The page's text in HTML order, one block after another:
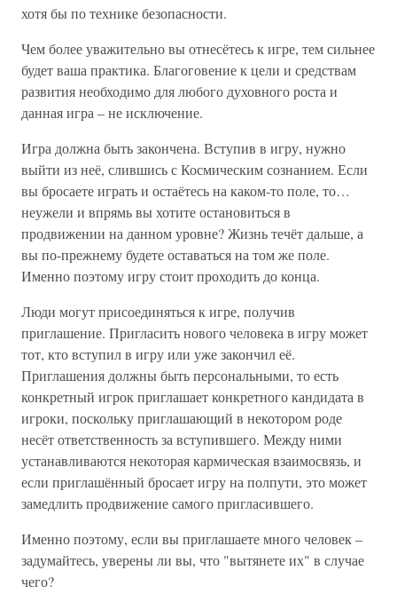
хотя бы по технике безопасности.
Чем более уважительно вы отнесётесь к игре, тем сильнее
будет ваша практика. Благоговение к цели и средствам
развития необходимо для любого духовного роста и
данная игра – не исключение.
Игра должна быть закончена. Вступив в игру, нужно
выйти из неё, слившись с Космическим сознанием. Если
вы бросаете играть и остаётесь на каком-то поле, то…
неужели и впрямь вы хотите остановиться в
продвижении на данном уровне? Жизнь течёт дальше, а
вы по-прежнему будете оставаться на том же поле.
Именно поэтому игру стоит проходить до конца.
Люди могут присоединяться к игре, получив
приглашение. Пригласить нового человека в игру может
тот, кто вступил в игру или уже закончил её.
Приглашения должны быть персональными, то есть
конкретный игрок приглашает конкретного кандидата в
игроки, поскольку приглашающий в некотором роде
несёт ответственность за вступившего. Между ними
устанавливаются некоторая кармическая взаимосвязь, и
если приглашённый бросает игру на полпути, это может
замедлить продвижение самого пригласившего.
Именно поэтому, если вы приглашаете много человек –
задумайтесь, уверены ли вы, что "вытянете их" в случае
чего?